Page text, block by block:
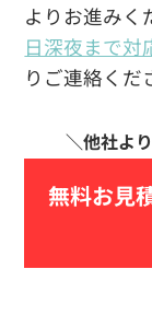
よりお進みく
日深夜まで対
りご連絡くだ
無料お見